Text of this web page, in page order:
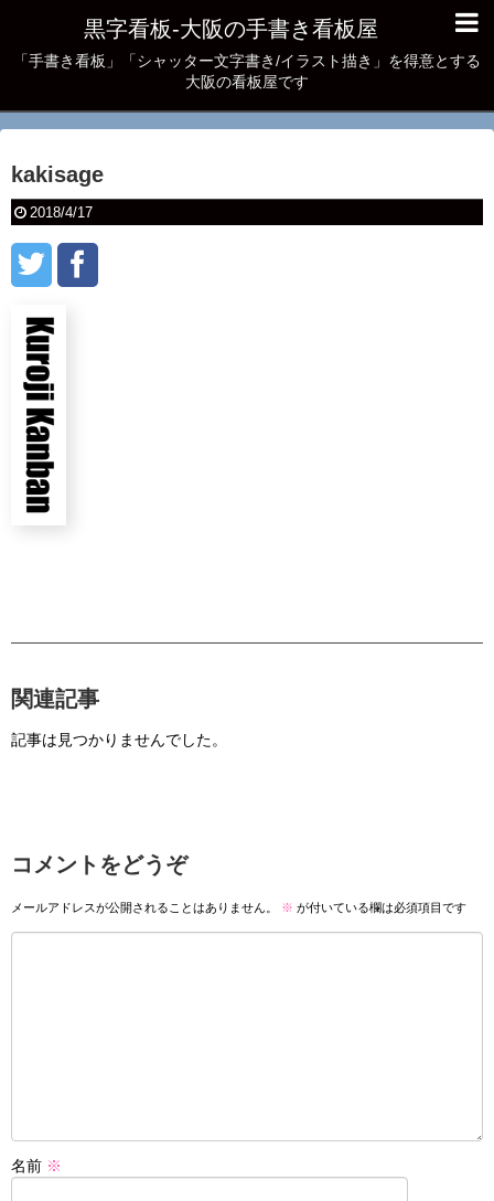
黒字看板‐大阪の手書き看板屋
「手書き看板」「シャッター文字書き/イラスト描き」を得意とする
大阪の看板屋です
kakisage
2018/4/17
関連記事
記事は見つかりませんでした。
コメントをどうぞ
メールアドレスが公開されることはありません。 ※ が付いている欄は必須項目です
名前 ※